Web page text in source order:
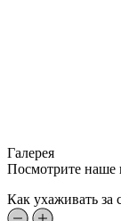
Галерея
Посмотрите наше
Как ухаживать за